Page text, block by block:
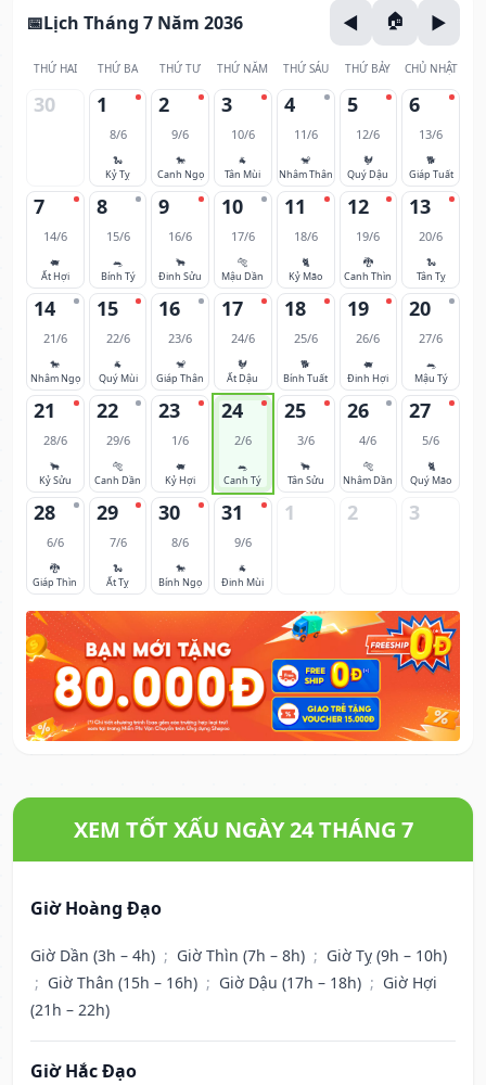
Lịch Tháng 7 Năm 2036
THỨ HAI THỨ BA THỨ TƯ THỨ NĂM THỨ SÁU THỨ BẢY CHỦ NHẬT
30 1
8/6
🐍
Kỷ Tỵ
2
9/6
🐎
Canh Ngọ
3
10/6
🐐
Tân Mùi
4
11/6
🐒
Nhâm Thân
5
12/6
🐓
Quý Dậu
6
13/6
🐕
Giáp Tuất
7
14/6
🐖
Ất Hợi
8
15/6
🐀
Bính Tý
9
16/6
🐂
Đinh Sửu
10
17/6
🐅
Mậu Dần
11
18/6
🐈
Kỷ Mão
12
19/6
🐉
Canh Thìn
13
20/6
🐍
Tân Tỵ
14
21/6
🐎
Nhâm Ngọ
15
22/6
🐐
Quý Mùi
16
23/6
🐒
Giáp Thân
17
24/6
🐓
Ất Dậu
18
25/6
🐕
Bính Tuất
19
26/6
🐖
Đinh Hợi
20
27/6
🐀
Mậu Tý
21
28/6
🐂
Kỷ Sửu
22
29/6
🐅
Canh Dần
23
1/6
🐖
Kỷ Hợi
24
2/6
🐀
Canh Tý
25
3/6
🐂
Tân Sửu
26
4/6
🐅
Nhâm Dần
27
5/6
🐈
Quý Mão
28
6/6
🐉
Giáp Thìn
29
7/6
🐍
Ất Tỵ
30
8/6
🐎
Bính Ngọ
31
9/6
🐐
Đinh Mùi
1 2 3
XEM TỐT XẤU NGÀY 24 THÁNG 7
Giờ Hoàng Đạo
Giờ Dần (3h – 4h) ; Giờ Thìn (7h – 8h) ; Giờ Tỵ (9h – 10h)
; Giờ Thân (15h – 16h) ; Giờ Dậu (17h – 18h) ; Giờ Hợi
(21h – 22h)
Giờ Hắc Đạo